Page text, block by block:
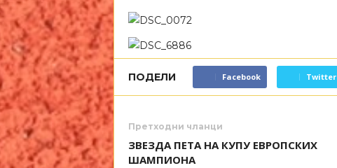
ПОДЕЛИ Facebook Twitter
Претходни чланци
ЗВЕЗДА ПЕТА НА КУПУ ЕВРОПСКИХ
ШАМПИОНА